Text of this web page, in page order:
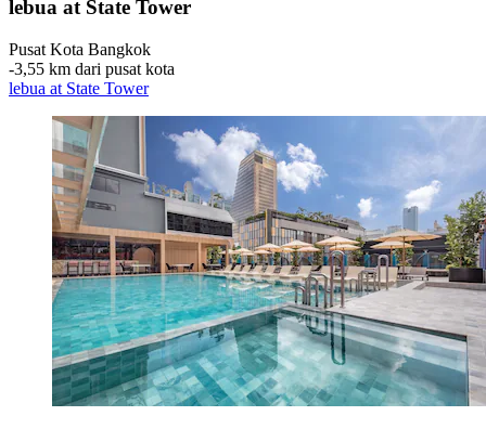
lebua at State Tower
Pusat Kota Bangkok
‐3,55 km dari pusat kota
lebua at State Tower